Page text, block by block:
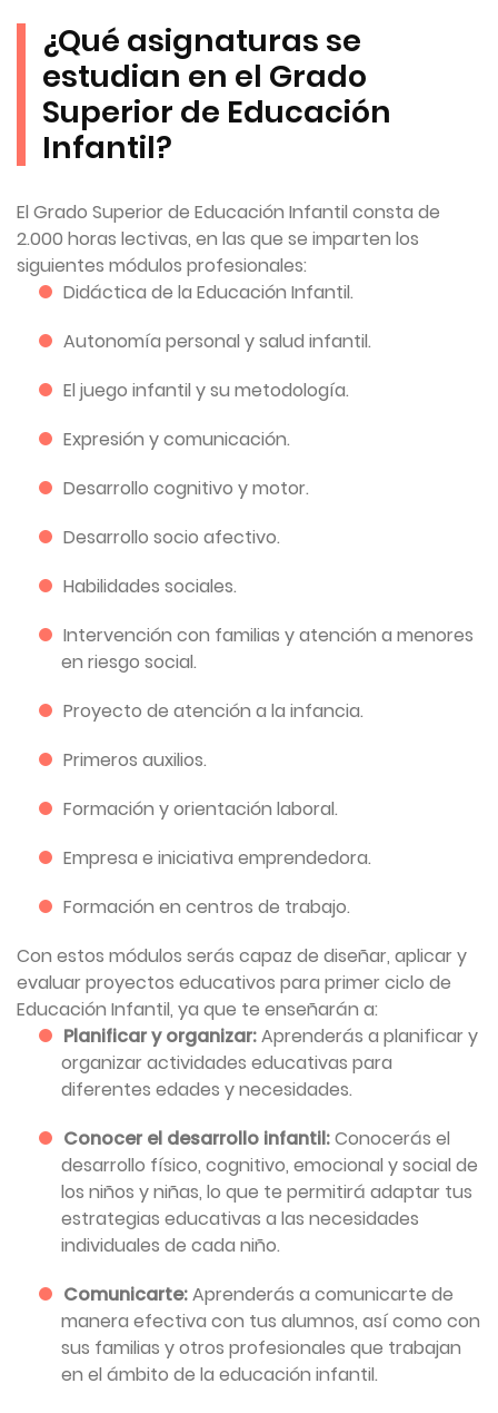
¿Qué asignaturas se
estudian en el Grado
Superior de Educación
Infantil?
El Grado Superior de Educación Infantil consta de
2.000 horas lectivas, en las que se imparten los
siguientes módulos profesionales:
Didáctica de la Educación Infantil.
Autonomía personal y salud infantil.
El juego infantil y su metodología.
Expresión y comunicación.
Desarrollo cognitivo y motor.
Desarrollo socio afectivo.
Habilidades sociales.
Intervención con familias y atención a menores
en riesgo social.
Proyecto de atención a la infancia.
Primeros auxilios.
Formación y orientación laboral.
Empresa e iniciativa emprendedora.
Formación en centros de trabajo.
Con estos módulos serás capaz de diseñar, aplicar y
evaluar proyectos educativos para primer ciclo de
Educación Infantil, ya que te enseñarán a:
Planificar y organizar:Aprenderás a planificar y
organizar actividades educativas para
diferentes edades y necesidades.
Conocer el desarrollo infantil:Conocerás el
desarrollo físico, cognitivo, emocional y social de
los niños y niñas, lo que te permitirá adaptar tus
estrategias educativas a las necesidades
individuales de cada niño.
Comunicarte:Aprenderás a comunicarte de
manera efectiva con tus alumnos, así como con
sus familias y otros profesionales que trabajan
en el ámbito de la educación infantil.